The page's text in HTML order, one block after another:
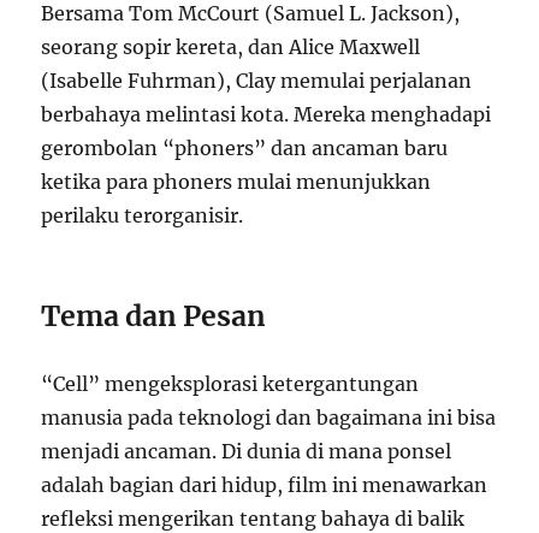
Bersama Tom McCourt (Samuel L. Jackson),
seorang sopir kereta, dan Alice Maxwell
(Isabelle Fuhrman), Clay memulai perjalanan
berbahaya melintasi kota. Mereka menghadapi
gerombolan “phoners” dan ancaman baru
ketika para phoners mulai menunjukkan
perilaku terorganisir.
Tema dan Pesan
“Cell” mengeksplorasi ketergantungan
manusia pada teknologi dan bagaimana ini bisa
menjadi ancaman. Di dunia di mana ponsel
adalah bagian dari hidup, film ini menawarkan
refleksi mengerikan tentang bahaya di balik